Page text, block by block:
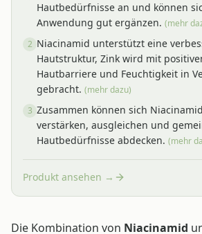
Hautbedürfnisse an und können
Anwendung gut ergänzen. (mehr
2 Niacinamid unterstützt eine
Hautstruktur, Zink wird mit
Hautbarriere und Feuchtigkeit in
gebracht. (mehr dazu)
3 Zusammen können sich
verstärken, ausgleichen und
Hautbedürfnisse abdecken. (mehr
Produkt ansehen →
Die Kombination von Niacinamid